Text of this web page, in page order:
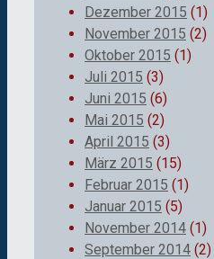
Dezember 2015 (1)
November 2015 (2)
Oktober 2015 (1)
Juli 2015 (3)
Juni 2015 (6)
Mai 2015 (2)
April 2015 (3)
März 2015 (15)
Februar 2015 (1)
Januar 2015 (5)
November 2014 (1)
September 2014 (2)